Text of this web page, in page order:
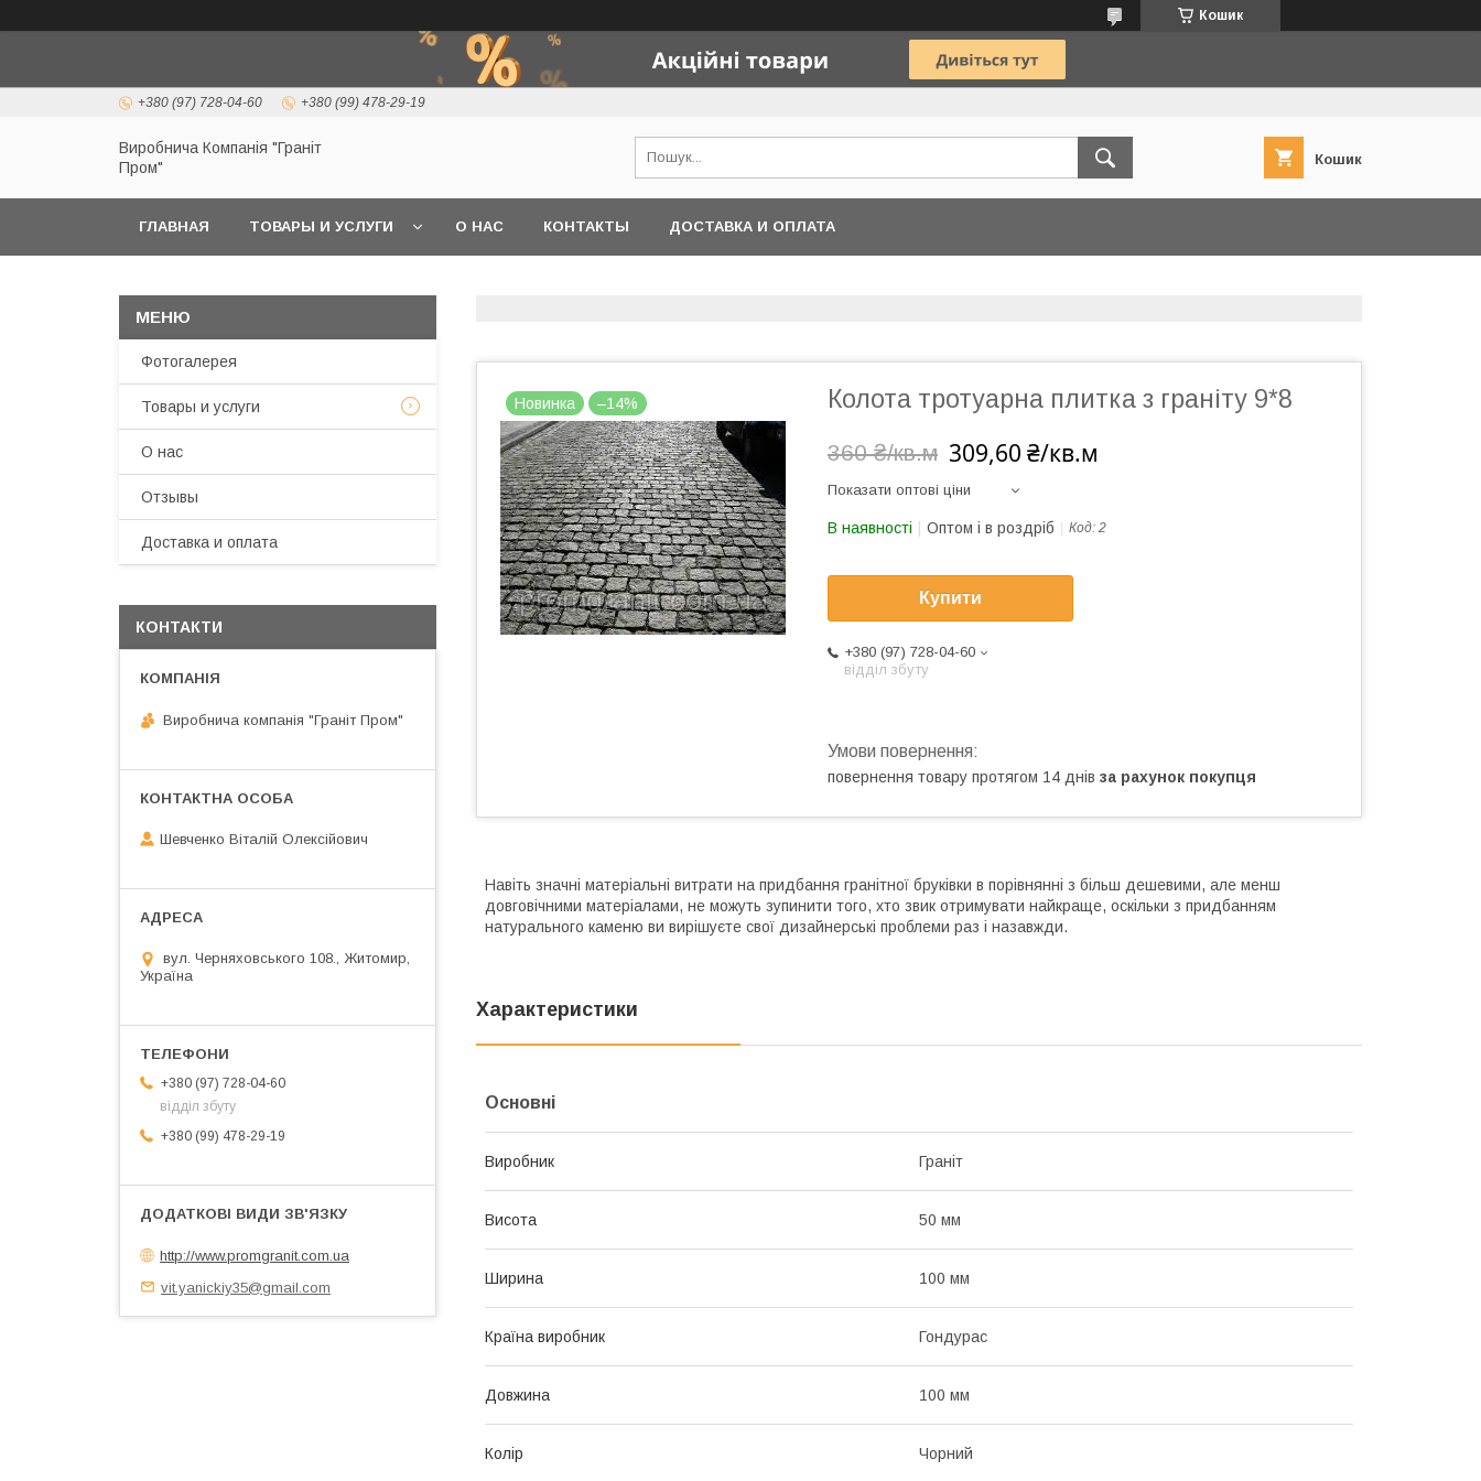
Кошик
+380 (97) 728-04-60 +380 (99) 478-29-19
Виробнича Компанія "Граніт
Пром"
Кошик
ГЛАВНАЯ ТОВАРЫ И УСЛУГИ О НАС КОНТАКТЫ ДОСТАВКА И ОПЛАТА
Новинка –14% Колота тротуарна плитка з граніту 9*8
360 ₴/кв.м 309,60 ₴/кв.м
Показати оптові ціни
В наявності Оптом і в роздріб Код: 2
Купити
+380 (97) 728-04-60
відділ збуту
повернення товару протягом 14 днів за рахунок покупця
Навіть значні матеріальні витрати на придбання гранітної бруківки в порівнянні з більш дешевими, але менш
довговічними матеріалами, не можуть зупинити того, хто звик отримувати найкраще, оскільки з придбанням
натурального каменю ви вирішуєте свої дизайнерські проблеми раз і назавжди.
Характеристики
Основні
Виробник Граніт
Висота 50 мм
Ширина 100 мм
Країна виробник Гондурас
Довжина 100 мм
Колір Чорний
Фотогалерея
Товары и услуги
О нас
Отзывы
Доставка и оплата
КОНТАКТИ
Виробнича компанія "Граніт Пром"
Шевченко Віталій Олексійович
вул. Черняховського 108., Житомир,
Україна
+380 (97) 728-04-60
відділ збуту
+380 (99) 478-29-19
http://www.promgranit.com.ua
vit.yanickiy35@gmail.com